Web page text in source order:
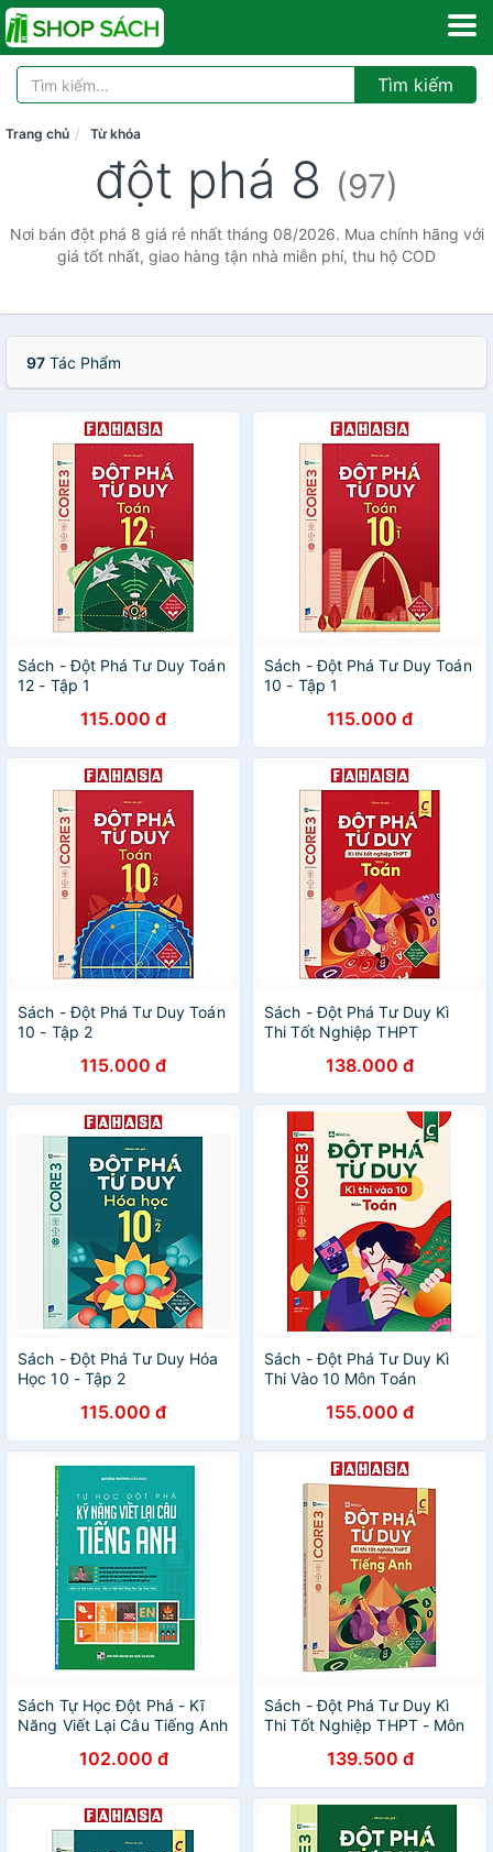
Tìm kiếm
Trang chủ Từ khóa
đột phá 8 (97)
Nơi bán đột phá 8 giá rẻ nhất tháng 08/2026. Mua chính hãng với
giá tốt nhất, giao hàng tận nhà miễn phí, thu hộ COD
97 Tác Phẩm
Sách - Đột Phá Tư Duy Toán
12 - Tập 1
115.000 đ
Sách - Đột Phá Tư Duy Toán
10 - Tập 1
115.000 đ
Sách - Đột Phá Tư Duy Toán
10 - Tập 2
115.000 đ
Sách - Đột Phá Tư Duy Kì
Thi Tốt Nghiệp THPT
138.000 đ
Sách - Đột Phá Tư Duy Hóa
Học 10 - Tập 2
115.000 đ
Sách - Đột Phá Tư Duy Kì
Thi Vào 10 Môn Toán
155.000 đ
Sách Tự Học Đột Phá - Kĩ
Năng Viết Lại Câu Tiếng Anh
102.000 đ
Sách - Đột Phá Tư Duy Kì
Thi Tốt Nghiệp THPT - Môn
139.500 đ